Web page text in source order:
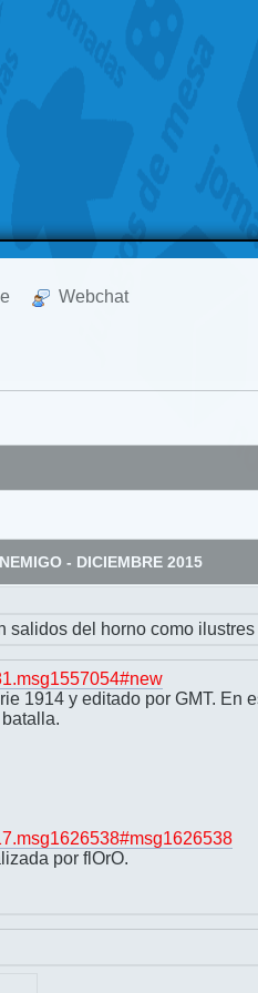
Webchat
- DICIEMBRE 2015
salidos del horno como
1914 y editado por GMT. En
por flOrO.